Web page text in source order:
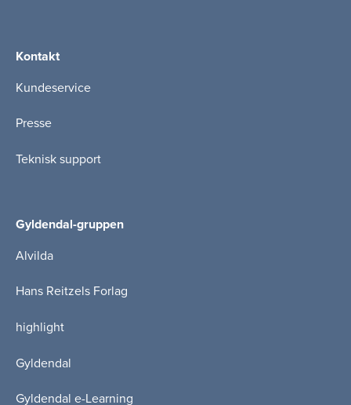
Kontakt
Kundeservice
Presse
Teknisk support
Gyldendal-gruppen
Alvilda
Hans Reitzels Forlag
highlight
Gyldendal
Gyldendal e-Learning